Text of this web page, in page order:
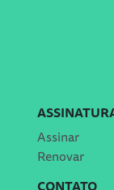
Assinar
Renovar
CONTATO